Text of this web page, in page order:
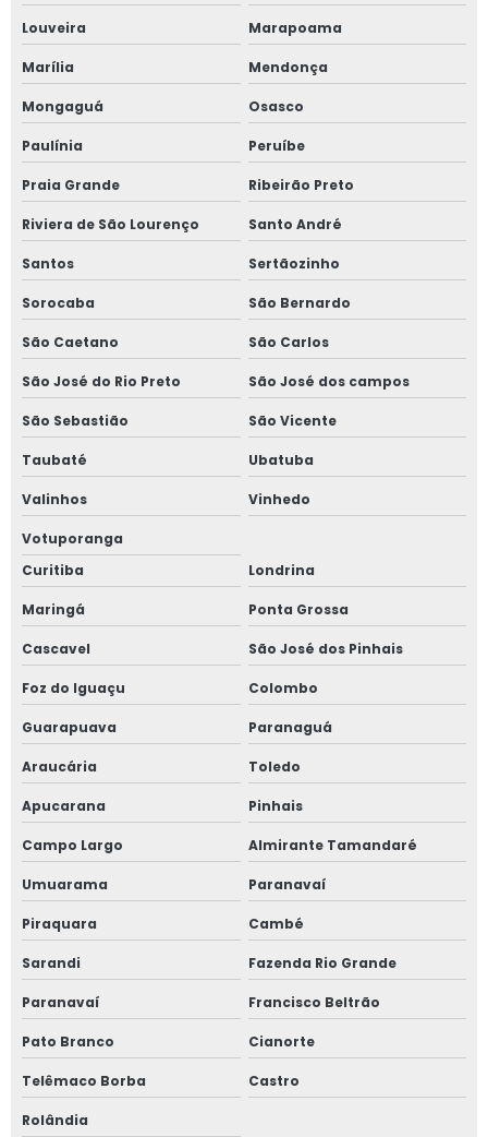
Louveira Marapoama
Marília Mendonça
Mongaguá Osasco
Paulínia Peruíbe
Praia Grande Ribeirão Preto
Riviera de São Lourenço Santo André
Santos Sertãozinho
Sorocaba São Bernardo
São Caetano São Carlos
São José do Rio Preto São José dos campos
São Sebastião São Vicente
Taubaté Ubatuba
Valinhos Vinhedo
Votuporanga
Curitiba
Londrina
Maringá Ponta Grossa
Cascavel São José dos Pinhais
Foz do Iguaçu Colombo
Guarapuava Paranaguá
Araucária Toledo
Apucarana Pinhais
Campo Largo Almirante Tamandaré
Umuarama Paranavaí
Piraquara Cambé
Sarandi Fazenda Rio Grande
Paranavaí Francisco Beltrão
Pato Branco Cianorte
Telêmaco Borba Castro
Rolândia